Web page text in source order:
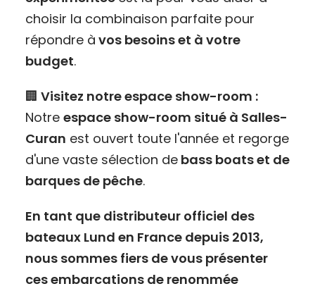
choisir la combinaison parfaite pour
répondre à vos besoins et à votre
budget.
🏢 Visitez notre espace show-room :
Notre espace show-room situé à Salles-
Curan est ouvert toute l'année et regorge
d'une vaste sélection debass boats et de
barques de pêche.
En tant que distributeur officiel des
bateaux Lund en France depuis 2013,
nous sommes fiers de vous présenter
ces embarcations de renommée